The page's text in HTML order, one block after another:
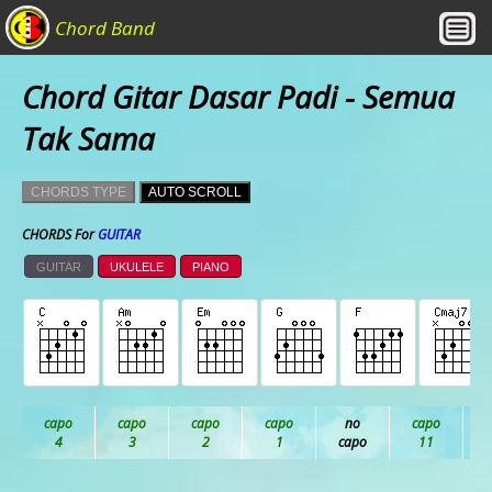
Chord Band
Chord Gitar Dasar Padi - Semua
Tak Sama
CHORDS TYPE AUTO SCROLL
CHORDS ForGUITAR
GUITAR UKULELE PIANO